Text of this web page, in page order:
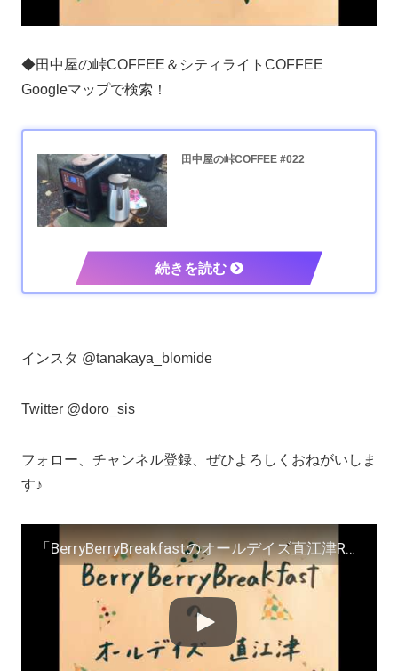
◆田中屋の峠COFFEE＆シティライトCOFFEE
Googleマップで検索！
田中屋の峠COFFEE #022
インスタ @tanakaya_blomide
Twitter @doro_sis
フォロー、チャンネル登録、ぜひよろしくおねがいしま
す♪
「BerryBerryBreakfastのオールデイズ直江津Radio～第２９回」